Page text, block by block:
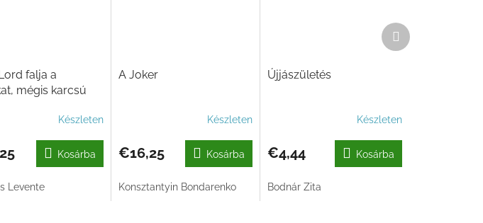
falja a
mégis karcsú
Készleten
Kosárba
Levente
A Joker
Készleten
€16,25 Kosárba
Konsztantyin Bondarenko
Újjászületés
Készleten
€4,44 Kosárba
Bodnár Zita
Következő
termék